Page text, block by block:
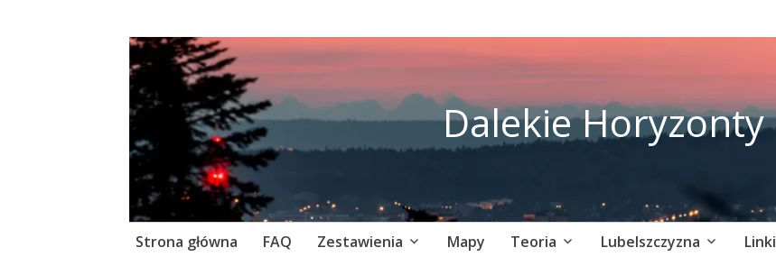
Dalekie Horyzonty
Skip
Strona główna FAQ Zestawienia Mapy Teoria Lubelszczyzna Linki